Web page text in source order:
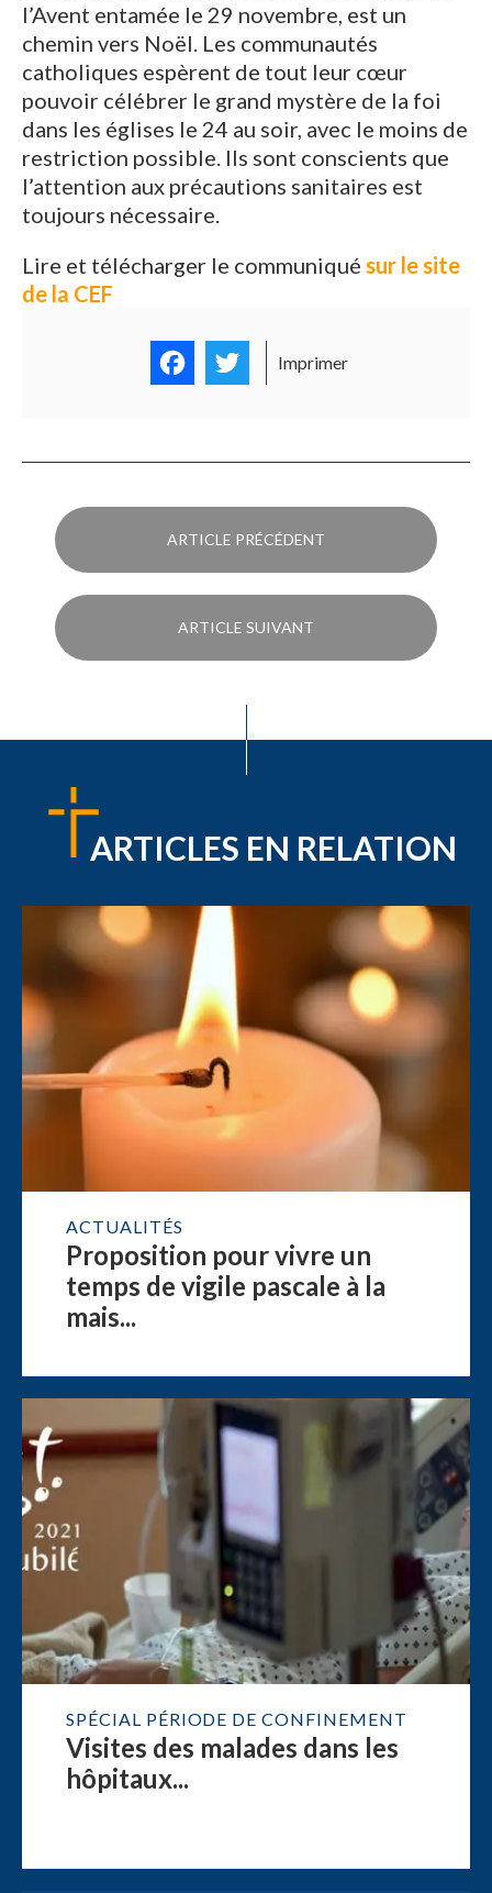
l’Avent entamée le 29 novembre, est un
chemin vers Noël. Les communautés
catholiques espèrent de tout leur cœur
pouvoir célébrer le grand mystère de la foi
dans les églises le 24 au soir, avec le moins de
restriction possible. Ils sont conscients que
l’attention aux précautions sanitaires est
toujours nécessaire.
Lire et télécharger le communiqué sur le site
de la CEF
FacebookTwitter
Imprimer
ARTICLE PRÉCÉDENT
ARTICLE SUIVANT
ARTICLES EN RELATION
ACTUALITÉS
Proposition pour vivre un
temps de vigile pascale à la
mais...
SPÉCIAL PÉRIODE DE CONFINEMENT
Visites des malades dans les
hôpitaux...